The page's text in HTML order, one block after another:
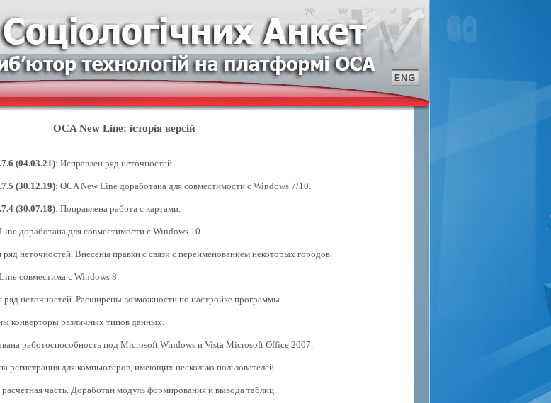
OCA New Line: історія версій
(04.03.21): Исправлен ряд неточностей.
(30.12.19): OCA New Line доработана для совместимости с Windows 7/10.
(30.07.18): Поправлена работа с картами.
доработана для совместимости с Windows 10.
ряд неточностей. Внесены правки с связи с переименованием некоторых городов.
совместима с Windows 8.
ряд неточностей. Расширены возможности по настройке программы.
конверторы различных типов данных.
работоспособность под Microsoft Windows и Vista Microsoft Office 2007.
регистрация для компьютеров, имеющих несколько пользователей.
часть. Доработан модуль формирования и вывода таблиц.